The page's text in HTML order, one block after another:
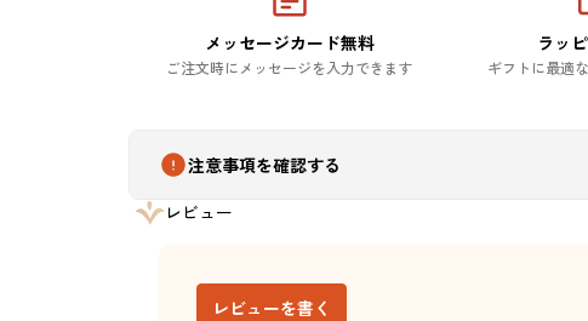
メッセージカード無料
ご注文時にメッセージを入力できます
ラッ
ギフトに最適
注意事項を確認する
レビュー
レビューを書く